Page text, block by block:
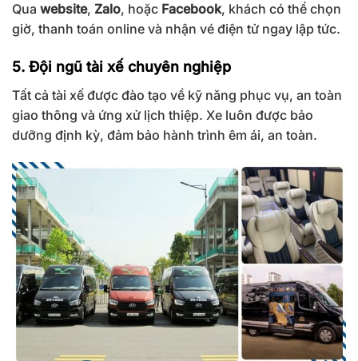
Qua website, Zalo, hoặc Facebook, khách có thể chọn
giờ, thanh toán online và nhận vé điện tử ngay lập tức.
5. Đội ngũ tài xế chuyên nghiệp
Tất cả tài xế được đào tạo về kỹ năng phục vụ, an toàn
giao thông và ứng xử lịch thiệp. Xe luôn được bảo
dưỡng định kỳ, đảm bảo hành trình êm ái, an toàn.